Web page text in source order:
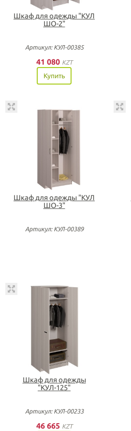
Шкаф для одежды "КУЛ
ШО-2"
Артикул: КУЛ-00385
41 080 KZT
Купить
Шкаф для одежды "КУЛ
ШО-3"
Артикул: КУЛ-00389
Шкаф для одежды
"КУЛ-125"
Артикул: КУЛ-00233
46 665 KZT